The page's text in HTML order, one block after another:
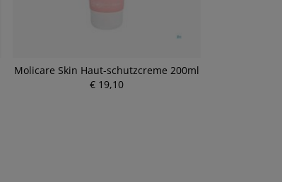
Molicare Skin Haut-schutzcreme 200ml
€ 19,10
P